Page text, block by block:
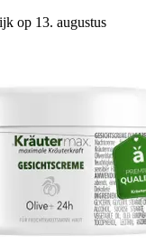
op 13. augustus